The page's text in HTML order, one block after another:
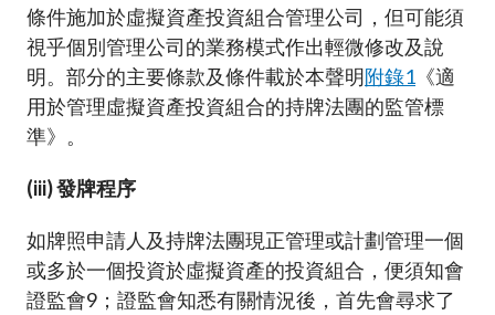
條件施加於虛擬資產投資組合管理公司，但可能須
視乎個別管理公司的業務模式作出輕微修改及說
明。部分的主要條款及條件載於本聲明附錄1 《適
用於管理虛擬資產投資組合的持牌法團的監管標
準》。
(iii) 發牌程序
如牌照申請人及持牌法團現正管理或計劃管理一個
或多於一個投資於虛擬資產的投資組合，便須知會
證監會9 ；證監會知悉有關情況後，首先會尋求了